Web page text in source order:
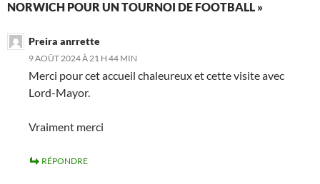
NORWICH POUR UN TOURNOI DE FOOTBALL »
Preira anrrette
9 AOÛT 2024 À 21 H 44 MIN
Merci pour cet accueil chaleureux et cette visite avec
Lord-Mayor.
Vraiment merci
RÉPONDRE